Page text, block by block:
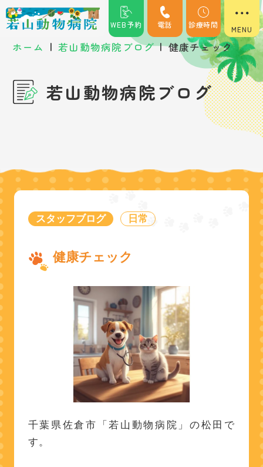
WEB予約 電話 診療時間
ホーム | 若山動物病院ブログ | 健康チェック
若山動物病院ブログ
スタッフブログ 日常
健康チェック
千葉県佐倉市「若山動物病院」の松田で
す。